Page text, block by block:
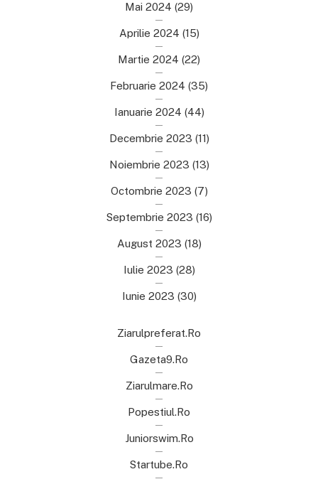
Mai 2024 (29)
Aprilie 2024 (15)
Martie 2024 (22)
Februarie 2024 (35)
Ianuarie 2024 (44)
Decembrie 2023 (11)
Noiembrie 2023 (13)
Octombrie 2023 (7)
Septembrie 2023 (16)
August 2023 (18)
Iulie 2023 (28)
Iunie 2023 (30)
Ziarulpreferat.ro
Gazeta9.ro
Ziarulmare.ro
Popestiul.ro
Juniorswim.ro
Startube.ro